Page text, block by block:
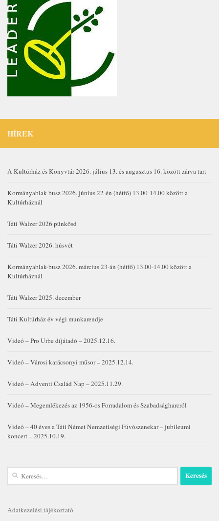
HÍREK
A Kultúrház és Könyvtár 2026. július 13. és augusztus 16. között zárva tart
Kormányablak-busz 2026. június 22-én (hétfő) 13.00-14.00 között a
Kultúrháznál
Táti Walzer 2026 pünkösd
Táti Walzer 2026. húsvét
Kormányablak-busz 2026. március 23-án (hétfő) 13.00-14.00 között a
Kultúrháznál
Táti Walzer 2025. december
Táti Kultúrház év végi munkarendje
Videó – Pro Urbe díjátadó – 2025.12.16.
Videó – Városi karácsonyi műsor – 2025.12.14.
Videó – Adventi Család Nap – 2025.11.29.
Videó – Megemlékezés az 1956-os Forradalom és Szabadságharcról
Videó – 40 éves a Táti Német Nemzetiségi Fúvószenekar – jubileumi
koncert – 2025.10.19.
Keresés:
Adatkezelési tájékoztató